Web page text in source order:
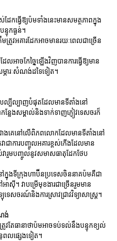
ែកធ្វើឱ្យប៉មទាំងនេះមានសមត្ថភាពក្នុង
ទុកធ្ងន់។
ត្រូវអគារដែកអាចមានរយៈពេលជាច្រើន
ែលអាចកែច្នៃឡើងវិញបានការធ្វើឱ្យមាន
សម្ភារៈសំណង់ដទៃទៀត។
ល្បីល្បាញបំផុតដែលមានទីតាំងនៅ
កន្លែងសម្គាល់និងទាក់ទាញភ្ញៀវទេសចរក៏
ាងគេនៅលើពិភពលោកដែលមានទីតាំងនៅ
ាជាការបញ្ចូលអគារខ្ពស់កើងដែលមាន
ារួមបញ្ចូលនូវសមាសធាតុដែកថែប
នុងទីក្រុងហាប៊ីនប្រទេសចិននាគប៉មគឺជា
វាបម្រើមុខងារជាច្រើនរួមមាន
េសចរណ៍និងការស្រាវជ្រាវវិទ្យាសាស្ត្រ។
ង់
ត្រូវតែធានាថាប៉មអាចទប់ទល់នឹងបន្ទុកខ្យល់
នុពលផ្សេងទៀត។